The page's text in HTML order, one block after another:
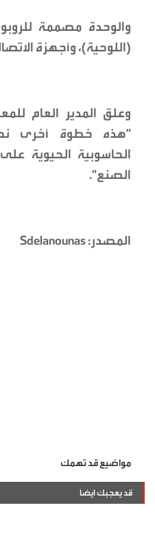
والوحدة مصممة
(اللوحية)، وأجهزة
وعلق المدير العام
"هذه خطوة أخرى نحو
الحاسوبية الحيوية
الصنع".
المصدر: Sdelanounas
مواضيع قد تهمك
قد يعجبك ايضا